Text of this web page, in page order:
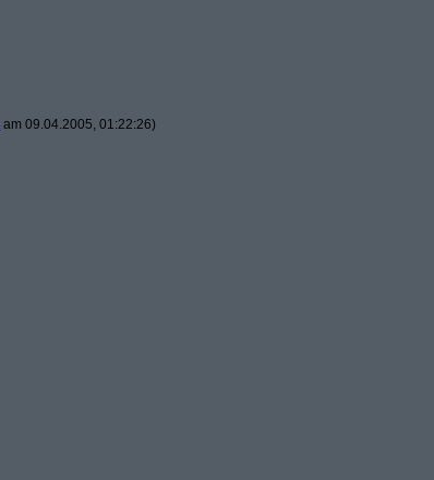
am 09.04.2005, 01:22:26)